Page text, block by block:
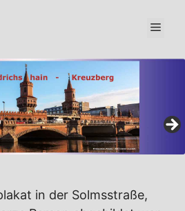
in der Solmsstraße,